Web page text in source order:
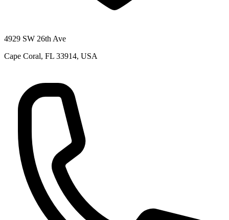
4929 SW 26th Ave
Cape Coral, FL 33914, USA